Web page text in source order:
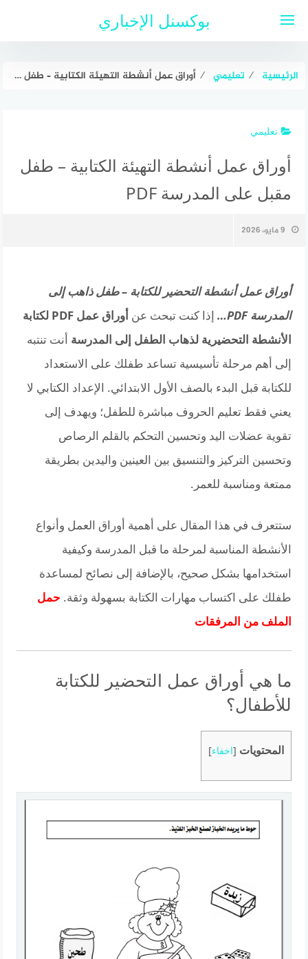
بوكسنل الإخباري
الرئيسية ⁄ تعليمي ⁄ أوراق عمل أنشطة التهيئة الكتابية – طفل مقبل على المدرسة PDF
تعليمي
أوراق عمل أنشطة التهيئة الكتابية – طفل
مقبل على المدرسة PDF
9 مايو، 2026
أوراق عمل أنشطة التحضير للكتابة – طفل ذاهب إلى
المدرسة PDF…
إذا كنت تبحث عن
أوراق عمل PDF لكتابة
الأنشطة التحضيرية لذهاب الطفل إلى المدرسة أنت تنتبه
إلى أهم مرحلة تأسيسية تساعد طفلك على الاستعداد
للكتابة قبل البدء بالصف الأول الابتدائي. الإعداد الكتابي لا
يعني فقط تعليم الحروف مباشرة للطفل؛ ويهدف إلى
تقوية عضلات اليد وتحسين التحكم بالقلم الرصاص
وتحسين التركيز والتنسيق بين العينين واليدين بطريقة
ممتعة ومناسبة للعمر.
ستتعرف في هذا المقال على أهمية أوراق العمل وأنواع
الأنشطة المناسبة لمرحلة ما قبل المدرسة وكيفية
استخدامها بشكل صحيح، بالإضافة إلى نصائح لمساعدة
طفلك على اكتساب مهارات الكتابة بسهولة وثقة. حمل
الملف من المرفقات
ما هي أوراق عمل التحضير للكتابة
للأطفال؟
المحتويات [اخفاء]